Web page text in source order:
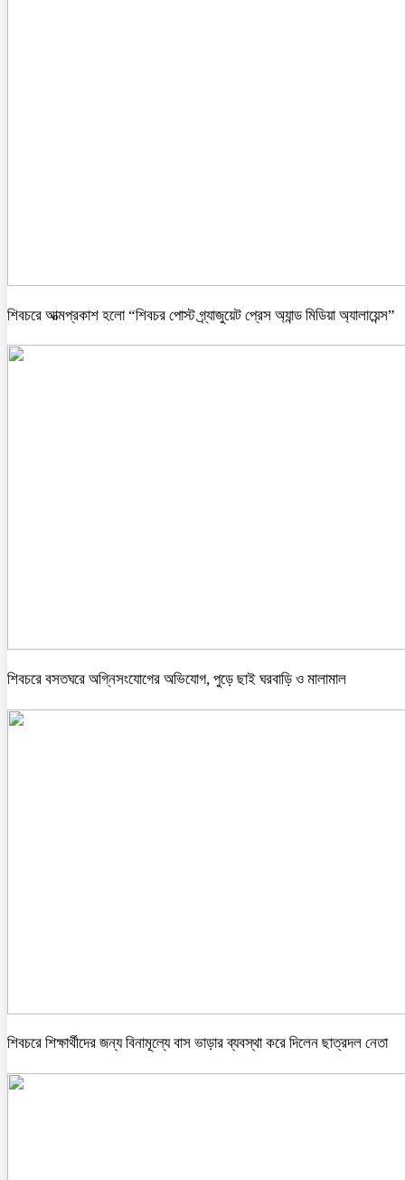
শিবচরে আত্মপ্রকাশ হলো “শিবচর পোস্ট গ্র্যাজুয়েট প্রেস অ্যান্ড মিডিয়া অ্যালায়েন্স”
শিবচরে বসতঘরে অগ্নিসংযোগের অভিযোগ, পুড়ে ছাই ঘরবাড়ি ও মালামাল
শিবচরে শিক্ষার্থীদের জন্য বিনামূল্যে বাস ভাড়ার ব্যবস্থা করে দিলেন ছাত্রদল নেতা